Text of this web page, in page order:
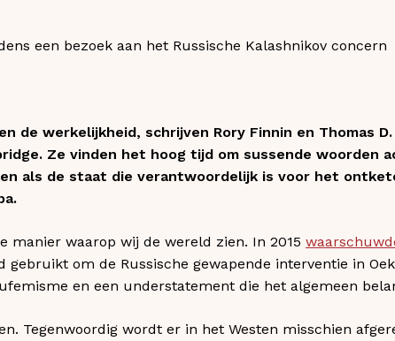
een bezoek aan het Russische Kalashnikov concern
de werkelijkheid, schrijven Rory Finnin en Thomas
Ze vinden het hoog tijd om sussende woorden
als de staat die verantwoordelijk is voor het
manier waarop wij de wereld zien. In 2015
gebruikt om de Russische gewapende interventie in
en een understatement die het algemeen
Tegenwoordig wordt er in het Westen misschien